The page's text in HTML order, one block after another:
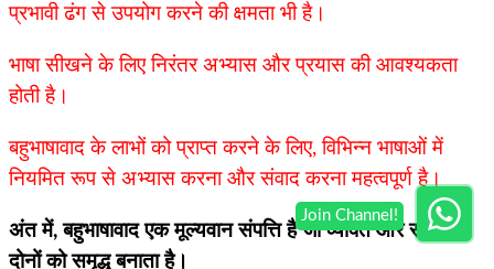
प्रभावी ढंग से उपयोग करने की क्षमता भी है।
भाषा सीखने के लिए निरंतर अभ्यास और प्रयास की आवश्यकता
होती है।
बहुभाषावाद के लाभों को प्राप्त करने के लिए, विभिन्न भाषाओं में
नियमित रूप से अभ्यास करना और संवाद करना महत्वपूर्ण है।
अंत में, बहुभाषावाद एक मूल्यवान संपत्ति है जो व्यक्ति और समाज
दोनों को समृद्ध बनाता है।